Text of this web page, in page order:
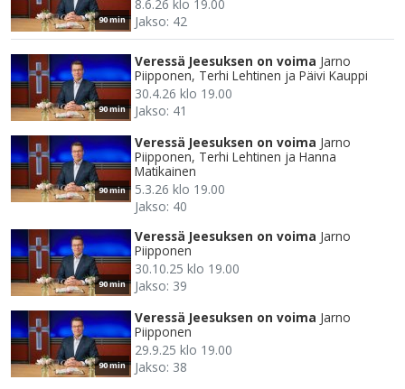
90 min
8.6.26 klo 19.00
Jakso: 42
90 min
Veressä Jeesuksen on voima Jarno
Piipponen, Terhi Lehtinen ja Päivi Kauppi
30.4.26 klo 19.00
Jakso: 41
90 min
Veressä Jeesuksen on voima Jarno
Piipponen, Terhi Lehtinen ja Hanna
Matikainen
5.3.26 klo 19.00
Jakso: 40
90 min
Veressä Jeesuksen on voima Jarno
Piipponen
30.10.25 klo 19.00
Jakso: 39
90 min
Veressä Jeesuksen on voima Jarno
Piipponen
29.9.25 klo 19.00
Jakso: 38